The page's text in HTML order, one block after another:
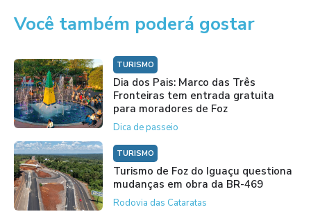
Você também poderá gostar
TURISMO
Dia dos Pais: Marco das Três
Fronteiras tem entrada gratuita
para moradores de Foz
Dica de passeio
TURISMO
Turismo de Foz do Iguaçu questiona
mudanças em obra da BR-469
Rodovia das Cataratas